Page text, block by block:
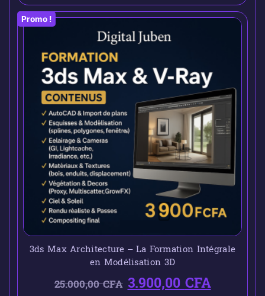
Promo !
3ds Max Architecture – La Formation Intégrale
en Modélisation 3D
25.000,00CFA 3.900,00CFA